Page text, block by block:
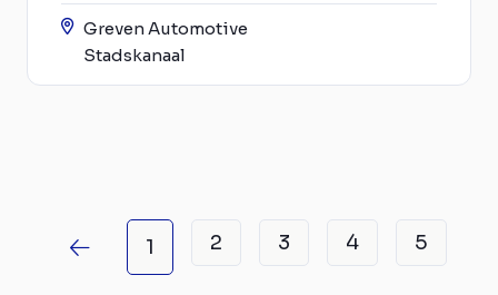
Greven Automotive
Stadskanaal
1 2 3 4 5